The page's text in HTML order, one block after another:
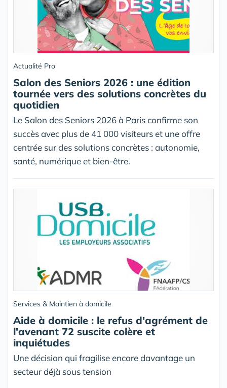
Actualité Pro
Salon des Seniors 2026 : une édition
tournée vers des solutions concrètes du
quotidien
Le Salon des Seniors 2026 à Paris confirme son
succès avec plus de 41 000 visiteurs et une offre
centrée sur des solutions concrètes : autonomie,
santé, numérique et bien-être.
Services & Maintien à domicile
Aide à domicile : le refus d'agrément de
l'avenant 72 suscite colère et
inquiétudes
Une décision qui fragilise encore davantage un
secteur déjà sous tension